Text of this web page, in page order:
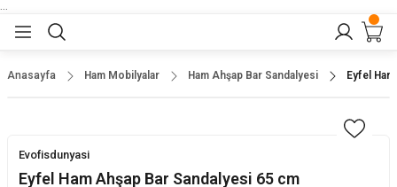
Anasayfa Ham Mobilyalar Ham Ahşap Bar Sandalyesi Eyfel
Evofisdunyasi
Eyfel Ham Ahşap Bar Sandalyesi 65 cm